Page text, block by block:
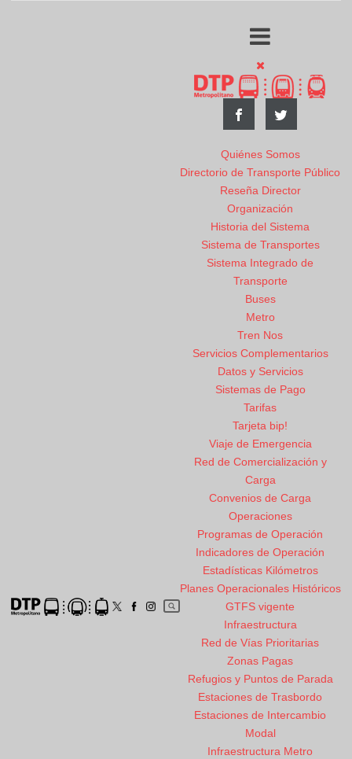
Quiénes Somos
Directorio de Transporte Público
Reseña Director
Organización
Historia del Sistema
Sistema de Transportes
Sistema Integrado de
Transporte
Buses
Metro
Tren Nos
Servicios Complementarios
Datos y Servicios
Sistemas de Pago
Tarifas
Tarjeta bip!
Viaje de Emergencia
Red de Comercialización y
Carga
Convenios de Carga
Operaciones
Programas de Operación
Indicadores de Operación
Estadísticas Kilómetros
Planes Operacionales Históricos
GTFS vigente
Infraestructura
Red de Vías Prioritarias
Zonas Pagas
Refugios y Puntos de Parada
Estaciones de Trasbordo
Estaciones de Intercambio
Modal
Infraestructura Metro